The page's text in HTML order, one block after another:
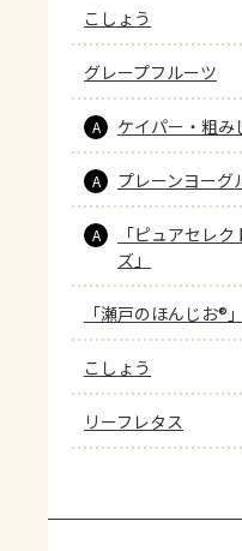
こしょう
グレープフルーツ
A ケイパー・粗み
A プレーンヨーグ
A
「ピュアセレ
ズ」
「瀬戸のほんじお®」
こしょう
リーフレタス